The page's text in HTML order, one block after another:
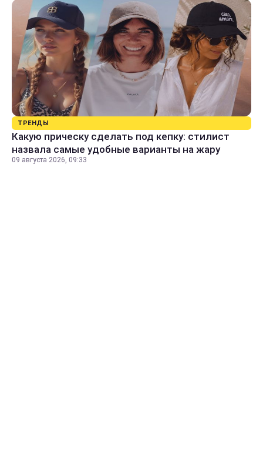
ТРЕНДЫ
Какую прическу сделать под кепку: стилист
назвала самые удобные варианты на жару
09 августа 2026, 09:33